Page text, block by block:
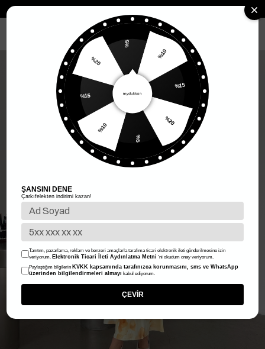
Kadın Alt Giyim Çiçek Baskılı Çan
%5
%10
%15
%20
%5
%10
%15
%20
ŞANSINI DENE
Çarkıfelekten indirimi kazan!
Tanıtım, pazarlama, reklam ve benzeri amaçlarla tarafıma ticari elektronik ileti gönderilmesine izin
veriyorum. Elektronik Ticari İleti Aydınlatma Metni 'ni okudum onay veriyorum.
Paylaştığım bilgilerin KVKK kapsamında tarafınızca korunmasını, sms ve WhatsApp
üzerinden bilgilendirmeleri almayı kabul ediyorum.
ÇEVİR